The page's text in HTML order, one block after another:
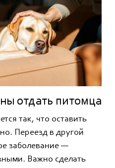
отдать питомца
так, что оставить
Переезд в другой
заболевание —
Важно сделать